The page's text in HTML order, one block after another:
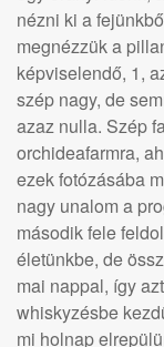
nézni ki a
megnézzük a
képviselendő, 1,
szép nagy, de
azaz nulla. Szép
orchideafarmra,
ezek fotózásába
nagy unalom a
második fele
életünkbe, de
mai nappal, így
whiskyzésbe
mi holnap